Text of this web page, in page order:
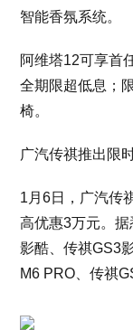
智能香氛系统。
阿维塔12可享首
全期限超低息；
椅。
广汽传祺推出限
1月6日，广汽传
高优惠3万元。据
影酷、传祺GS3
M6 PRO、传祺